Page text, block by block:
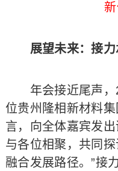
展望未来：接
年会接近尾声，
位贵州隆相新材料
言，向全体嘉宾发
与各位相聚，共同
融合发展路径。”接